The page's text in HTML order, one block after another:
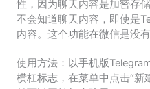
性，因为聊天内容是加密存
不会知道聊天内容，即使是
内容。这个功能在微信是没有
使用方法：以手机版
横杠标志，在菜单中点击“新